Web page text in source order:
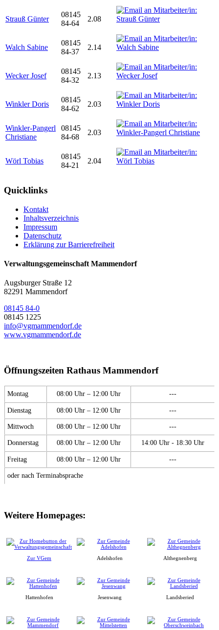
Strauß Günter
08145
84-64
2.08
Walch Sabine
08145
84-37
2.14
Wecker Josef
08145
84-32
2.13
Winkler Doris
08145
84-62
2.03
Winkler-Pangerl
Christiane
08145
84-68
2.03
Wörl Tobias
08145
84-21
2.04
Quicklinks
Kontakt
Inhaltsverzeichnis
Impressum
Datenschutz
Erklärung zur Barrierefreiheit
Verwaltungsgemeinschaft Mammendorf
Augsburger Straße 12
82291 Mammendorf
08145 84-0
08145 1225
info@vgmammendorf.de
www.vgmammendorf.de
Öffnungszeiten Rathaus Mammendorf
Montag 08:00 Uhr – 12:00 Uhr ---
Dienstag 08:00 Uhr – 12:00 Uhr ---
Mittwoch 08:00 Uhr – 12:00 Uhr ---
Donnerstag 08:00 Uhr – 12:00 Uhr 14:00 Uhr - 18:30 Uhr
Freitag 08:00 Uhr – 12:00 Uhr ---
oder nach Terminabsprache
Weitere Homepages:
Zur VGem Adelshofen Althegnenberg
Hattenhofen Jesenwang Landsberied